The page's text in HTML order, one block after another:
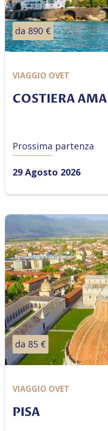
da 890 €
VIAGGIO OVET
COSTIERA
Prossima partenza
29 Agosto 2026
da 85 €
VIAGGIO OVET
PISA